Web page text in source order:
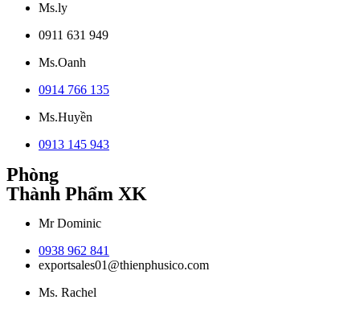
Ms.ly
0911 631 949
Ms.Oanh
0914 766 135
Ms.Huyền
0913 145 943
Phòng
Thành Phẩm XK
Mr Dominic
0938 962 841
exportsales01@thienphusico.com
Ms. Rachel